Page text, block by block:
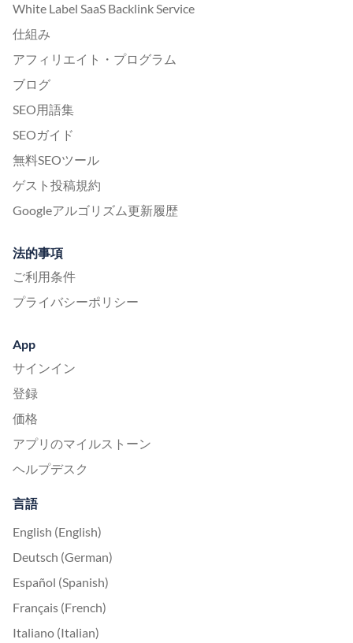
White Label SaaS Backlink Service
仕組み
アフィリエイト・プログラム
ブログ
SEO用語集
SEOガイド
無料SEOツール
ゲスト投稿規約
Googleアルゴリズム更新履歴
法的事項
ご利用条件
プライバシーポリシー
App
サインイン
登録
価格
アプリのマイルストーン
ヘルプデスク
言語
English (English)
Deutsch (German)
Español (Spanish)
Français (French)
Italiano (Italian)